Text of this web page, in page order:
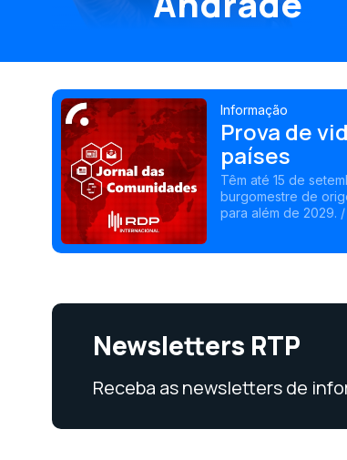
Informação
Prova de
países
Têm até 15 de
burgomestre de
para além de 2029. /
Newsletters RTP
Receba as newsletters de